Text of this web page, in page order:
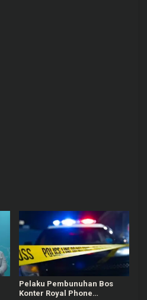
Pelaku Pembunuhan Bos
Konter Royal Phone